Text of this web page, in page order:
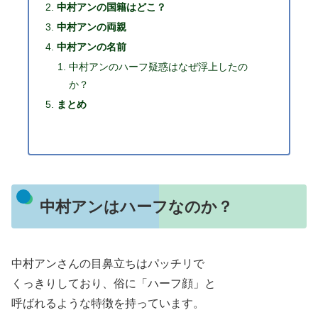
中村アンの国籍はどこ？
中村アンの両親
中村アンの名前
中村アンのハーフ疑惑はなぜ浮上したの
か？
まとめ
中村アンはハーフなのか？
中村アンさんの目鼻立ちはパッチリで
くっきりしており、俗に「ハーフ顔」と
呼ばれるような特徴を持っています。